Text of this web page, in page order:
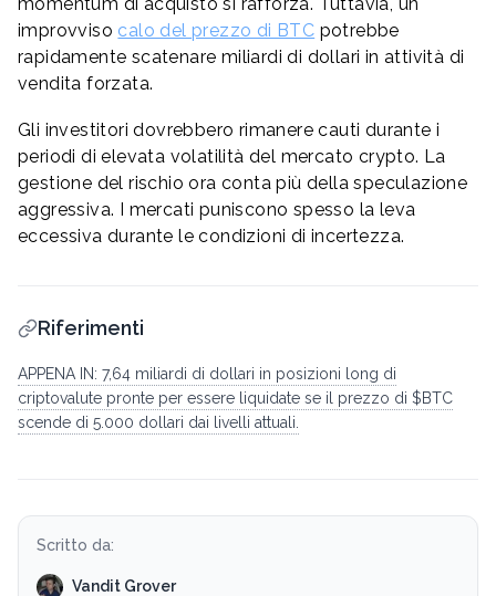
improvviso calo del prezzo di BTC potrebbe
rapidamente scatenare miliardi di dollari in attività di
vendita forzata.
Gli investitori dovrebbero rimanere cauti durante i
periodi di elevata volatilità del mercato crypto. La
gestione del rischio ora conta più della speculazione
aggressiva. I mercati puniscono spesso la leva
eccessiva durante le condizioni di incertezza.
Riferimenti
APPENA IN: 7,64 miliardi di dollari in posizioni long di
criptovalute pronte per essere liquidate se il prezzo di $BTC
scende di 5.000 dollari dai livelli attuali.
Scritto da:
Vandit Grover